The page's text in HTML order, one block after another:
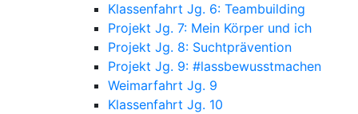
Klassenfahrt Jg. 6: Teambuilding
Projekt Jg. 7: Mein Körper und ich
Projekt Jg. 8: Suchtprävention
Projekt Jg. 9: #lassbewusstmachen
Weimarfahrt Jg. 9
Klassenfahrt Jg. 10